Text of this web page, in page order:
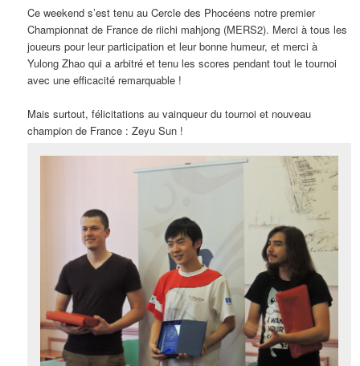
Ce weekend s’est tenu au Cercle des Phocéens notre premier
Championnat de France de riichi mahjong (MERS2). Merci à tous les
joueurs pour leur participation et leur bonne humeur, et merci à
Yulong Zhao qui a arbitré et tenu les scores pendant tout le tournoi
avec une efficacité remarquable !
Mais surtout, félicitations au vainqueur du tournoi et nouveau
champion de France : Zeyu Sun !